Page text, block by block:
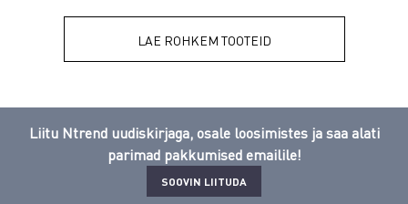
LAE ROHKEM TOOTEID
Liitu Ntrend uudiskirjaga, osale loosimistes ja saa alati
parimad pakkumised emailile!
SOOVIN LIITUDA